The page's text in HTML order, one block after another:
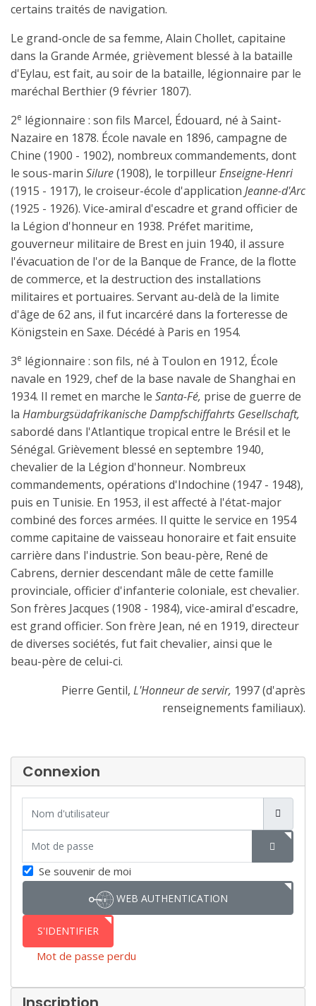
certains traités de navigation.
Le grand-oncle de sa femme, Alain Chollet, capitaine
dans la Grande Armée, grièvement blessé à la bataille
d'Eylau, est fait, au soir de la bataille, légionnaire par le
maréchal Berthier (9 février 1807).
2e légionnaire : son fils Marcel, Édouard, né à Saint-
Nazaire en 1878. École navale en 1896, campagne de
Chine (1900 - 1902), nombreux commandements, dont
le sous-marin Silure(1908), le torpilleurEnseigne-Henri
(1915 - 1917), le croiseur-école d'application Jeanne-d'Arc
(1925 - 1926). Vice-amiral d'escadre et grand officier de
la Légion d'honneur en 1938. Préfet maritime,
gouverneur militaire de Brest en juin 1940, il assure
l'évacuation de l'or de la Banque de France, de la flotte
de commerce, et la destruction des installations
militaires et portuaires. Servant au-delà de la limite
d'âge de 62 ans, il fut incarcéré dans la forteresse de
Königstein en Saxe. Décédé à Paris en 1954.
3e légionnaire : son fils, né à Toulon en 1912, École
navale en 1929, chef de la base navale de Shanghai en
1934. Il remet en marche le Santa-Fé, prise de guerre de
la Hamburgsüdafrikanische Dampfschiffahrts Gesellschaft,
sabordé dans l'Atlantique tropical entre le Brésil et le
Sénégal. Grièvement blessé en septembre 1940,
chevalier de la Légion d'honneur. Nombreux
commandements, opérations d'Indochine (1947 - 1948),
puis en Tunisie. En 1953, il est affecté à l'état-major
combiné des forces armées. Il quitte le service en 1954
comme capitaine de vaisseau honoraire et fait ensuite
carrière dans l'industrie. Son beau-père, René de
Cabrens, dernier descendant mâle de cette famille
provinciale, officier d'infanterie coloniale, est chevalier.
Son frères Jacques (1908 - 1984), vice-amiral d'escadre,
est grand officier. Son frère Jean, né en 1919, directeur
de diverses sociétés, fut fait chevalier, ainsi que le
beau-père de celui-ci.
Pierre Gentil, L'Honneur de servir, 1997 (d'après
renseignements familiaux).
Connexion
SHOW
Se souvenir de moi
WEB AUTHENTICATION
S'IDENTIFIER
Mot de passe perdu